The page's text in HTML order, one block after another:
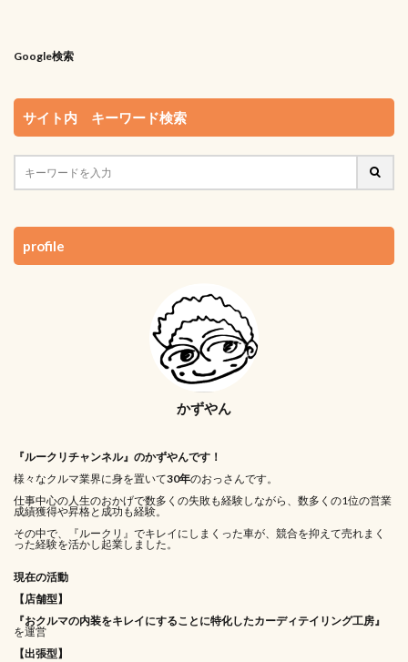
Google検索
サイト内 キーワード検索
profile
かずやん
『ルークリチャンネル』のかずやんです！
様々なクルマ業界に身を置いて30年のおっさんです。
仕事中心の人生のおかげで数多くの失敗も経験しながら、数多くの1位の営業
成績獲得や昇格と成功も経験。
その中で、『ルークリ』でキレイにしまくった車が、競合を抑えて売れまく
った経験を活かし起業しました。
現在の活動
【店舗型】
『おクルマの内装をキレイにすることに特化したカーディテイリング工房』
を運営
【出張型】